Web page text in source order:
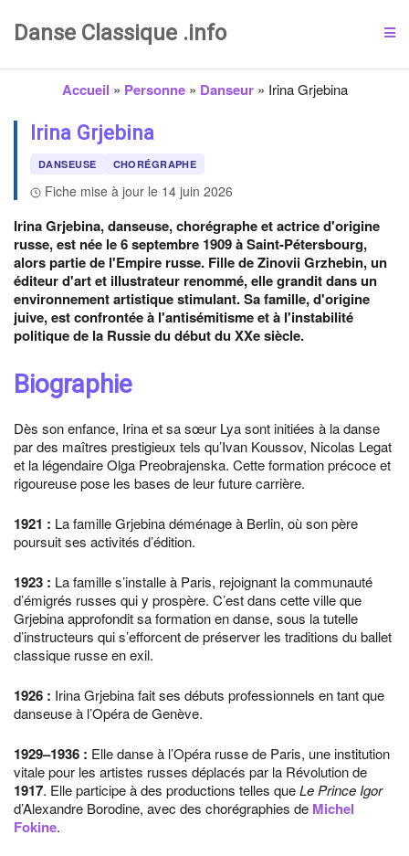
Danse Classique .info
Accueil » Personne» Danseur» Irina Grjebina
Irina Grjebina
DANSEUSE CHORÉGRAPHE
Fiche mise à jour le 14 juin 2026
Irina Grjebina, danseuse, chorégraphe et actrice d'origine
russe, est née le 6 septembre 1909 à Saint-Pétersbourg,
alors partie de l'Empire russe. Fille de Zinovii Grzhebin, un
éditeur d'art et illustrateur renommé, elle grandit dans un
environnement artistique stimulant. Sa famille, d'origine
juive, est confrontée à l'antisémitisme et à l'instabilité
politique de la Russie du début du XXe siècle.
Biographie
Dès son enfance, Irina et sa sœur Lya sont initiées à la danse
par des maîtres prestigieux tels qu’Ivan Koussov, Nicolas Legat
et la légendaire Olga Preobrajenska. Cette formation précoce et
rigoureuse pose les bases de leur future carrière.
1921 : La famille Grjebina déménage à Berlin, où son père
poursuit ses activités d’édition.
1923 : La famille s’installe à Paris, rejoignant la communauté
d’émigrés russes qui y prospère. C’est dans cette ville que
Grjebina approfondit sa formation en danse, sous la tutelle
d’instructeurs qui s’efforcent de préserver les traditions du ballet
classique russe en exil.
1926 : Irina Grjebina fait ses débuts professionnels en tant que
danseuse à l’Opéra de Genève.
1929–1936 : Elle danse à l’Opéra russe de Paris, une institution
vitale pour les artistes russes déplacés par la Révolution de
1917. Elle participe à des productions telles queLe Prince Igor
d’Alexandre Borodine, avec des chorégraphies de Michel
Fokine.